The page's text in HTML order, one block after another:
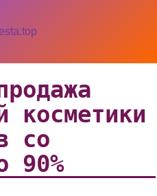
косметики
со
90%